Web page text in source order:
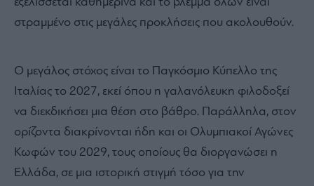
εξελίσσεται καθημερινά και το βλέμμα όλων είναι
στραμμένο στις μεγάλες προκλήσεις που ακολουθούν.
Ο μεγάλος στόχος είναι το Παγκόσμιο Κύπελλο της
Ιταλίας το 2027, εκεί όπου η γαλανόλευκη φιλοδοξεί
να διεκδικήσει μια θέση στο βάθρο. Παράλληλα, στον
ορίζοντα διακρίνονται ήδη και οι Ολυμπιακοί Αγώνες
Κωφών του 2029, τους οποίους θα διοργανώσει η
Ελλάδα, σε μια ιστορική στιγμή τόσο για την